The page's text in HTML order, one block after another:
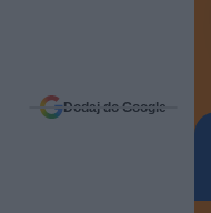
Dodaj do Google